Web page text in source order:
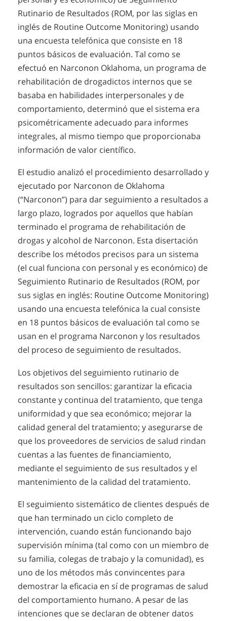
Rutinario de Resultados (ROM, por las siglas en
inglés de Routine Outcome Monitoring) usando
una encuesta telefónica que consiste en 18
puntos básicos de evaluación. Tal como se
efectuó en Narconon Oklahoma, un programa de
rehabilitación de drogadictos internos que se
basaba en habilidades interpersonales y de
comportamiento, determinó que el sistema era
psicométricamente adecuado para informes
integrales, al mismo tiempo que proporcionaba
información de valor científico.
El estudio analizó el procedimiento desarrollado y
ejecutado por Narconon de Oklahoma
(“Narconon”) para dar seguimiento a resultados a
largo plazo, logrados por aquellos que habían
terminado el programa de rehabilitación de
drogas y alcohol de Narconon. Esta disertación
describe los métodos precisos para un sistema
(el cual funciona con personal y es económico) de
Seguimiento Rutinario de Resultados (ROM, por
sus siglas en inglés: Routine Outcome Monitoring)
usando una encuesta telefónica la cual consiste
en 18 puntos básicos de evaluación tal como se
usan en el programa Narconon y los resultados
del proceso de seguimiento de resultados.
Los objetivos del seguimiento rutinario de
resultados son sencillos: garantizar la eficacia
constante y continua del tratamiento, que tenga
uniformidad y que sea económico; mejorar la
calidad general del tratamiento; y asegurarse de
que los proveedores de servicios de salud rindan
cuentas a las fuentes de financiamiento,
mediante el seguimiento de sus resultados y el
mantenimiento de la calidad del tratamiento.
El seguimiento sistemático de clientes después de
que han terminado un ciclo completo de
intervención, cuando están funcionando bajo
supervisión mínima (tal como con un miembro de
su familia, colegas de trabajo y la comunidad), es
uno de los métodos más convincentes para
demostrar la eficacia en sí de programas de salud
del comportamiento humano. A pesar de las
intenciones que se declaran de obtener datos